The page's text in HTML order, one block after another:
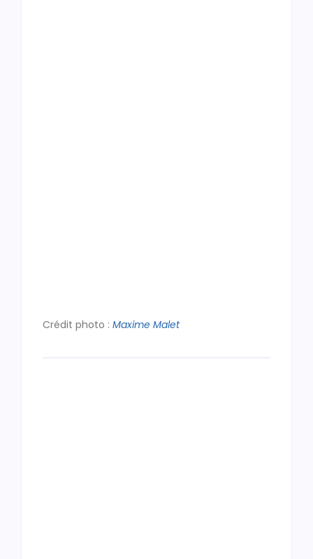
Crédit photo : Maxime Malet